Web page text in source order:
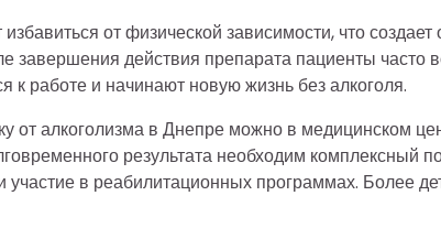
от физической зависимости, что
завершения действия препарата пациенты
к работе и начинают новую жизнь без алкоголя.
от алкоголизма в Днепре можно в медицинском
результата необходим комплексный
участие в реабилитационных программах. Более